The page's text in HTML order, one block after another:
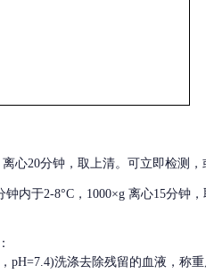
心20分钟，取上清。可立即检测，
内于2-8°C，1000×g 离心15分钟
pH=7.4)洗涤去除残留的血液，称重